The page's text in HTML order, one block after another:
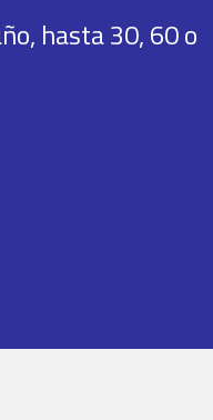
hasta 30, 60 o